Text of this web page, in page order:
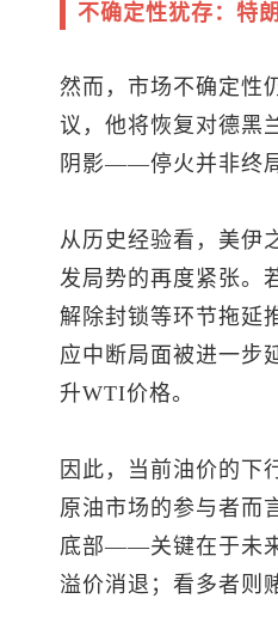
不确定性犹存：特
然而，市场不确定性
议，他将恢复对德黑
阴影——停火并非终
从历史经验看，美伊
发局势的再度紧张。
解除封锁等环节拖延
应中断局面被进一步
升WTI价格。
因此，当前油价的下
原油市场的参与者而
底部——关键在于未
溢价消退；看多者则